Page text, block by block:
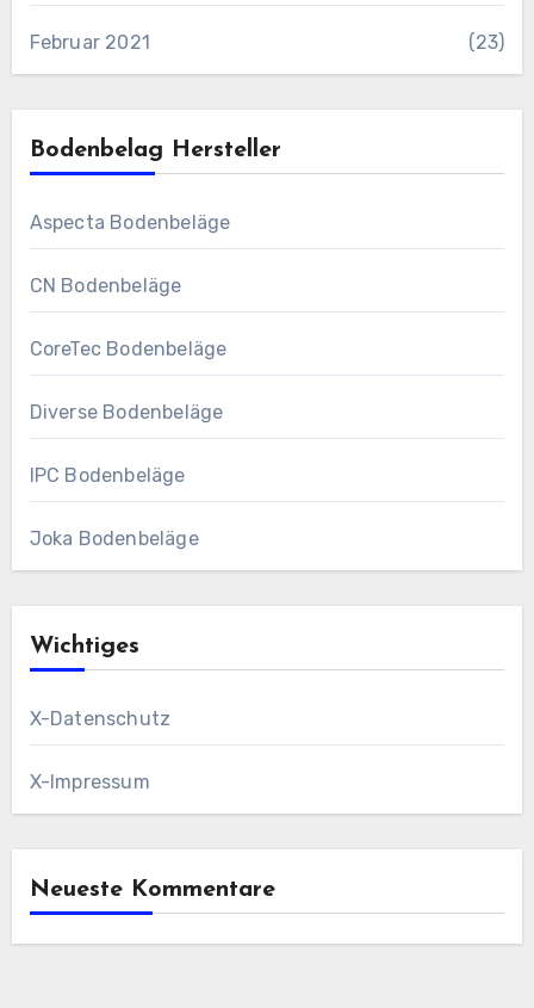
Februar 2021 (23)
Bodenbelag Hersteller
Aspecta Bodenbeläge
CN Bodenbeläge
CoreTec Bodenbeläge
Diverse Bodenbeläge
IPC Bodenbeläge
Joka Bodenbeläge
Wichtiges
X-Datenschutz
X-Impressum
Neueste Kommentare